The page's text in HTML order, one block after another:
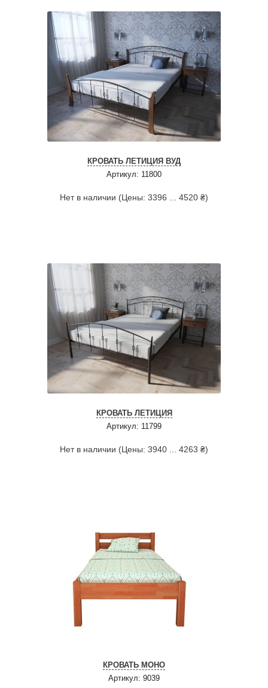
КРОВАТЬ ЛЕТИЦИЯ ВУД
Артикул: 11800
Нет в наличии (Цены: 3396 ... 4520 ₴)
КРОВАТЬ ЛЕТИЦИЯ
Артикул: 11799
Нет в наличии (Цены: 3940 ... 4263 ₴)
КРОВАТЬ МОНО
Артикул: 9039